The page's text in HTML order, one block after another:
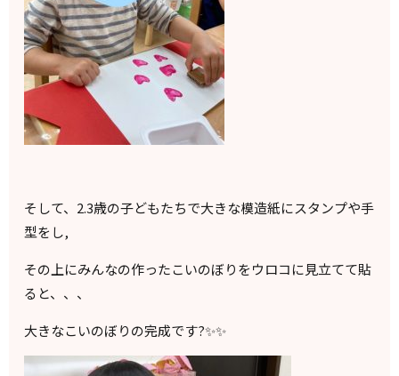
そして、2.3歳の子どもたちで大きな模造紙にスタンプや手
型をし,
その上にみんなの作ったこいのぼりをウロコに見立てて貼
ると、、、
大きなこいのぼりの完成です?✨✨